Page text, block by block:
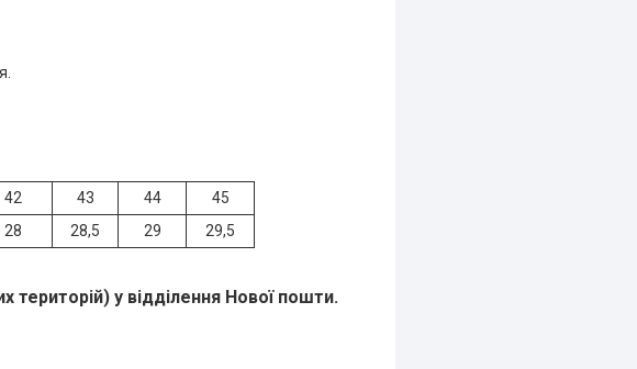
42 43 44
45
28 28,5 29 29,5
територій) у відділення Нової пошти.